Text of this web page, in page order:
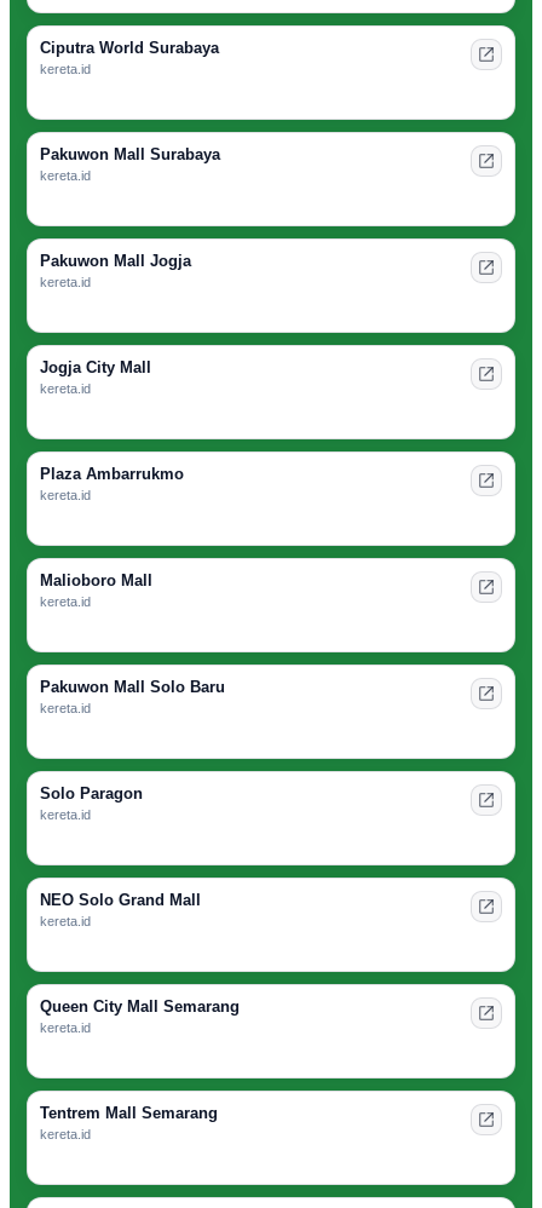
Ciputra World Surabaya
kereta.id
Pakuwon Mall Surabaya
kereta.id
Pakuwon Mall Jogja
kereta.id
Jogja City Mall
kereta.id
Plaza Ambarrukmo
kereta.id
Malioboro Mall
kereta.id
Pakuwon Mall Solo Baru
kereta.id
Solo Paragon
kereta.id
NEO Solo Grand Mall
kereta.id
Queen City Mall Semarang
kereta.id
Tentrem Mall Semarang
kereta.id